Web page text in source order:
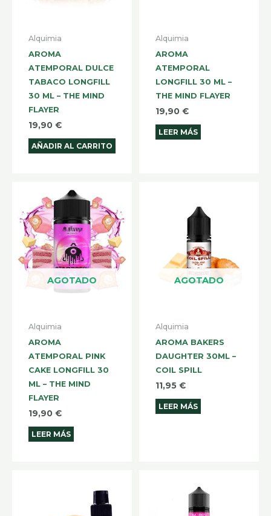
Alquimia
AROMA
ATEMPORAL DULCE
TABACO LONGFILL
30 ML – THE MIND
FLAYER
19,90 €
AÑADIR AL CARRITO
Alquimia
AROMA
ATEMPORAL
LONGFILL 30 ML –
THE MIND FLAYER
19,90 €
LEER MÁS
AGOTADO
Alquimia
AROMA
ATEMPORAL PINK
CAKE LONGFILL 30
ML – THE MIND
FLAYER
19,90 €
LEER MÁS
AGOTADO
Alquimia
AROMA BAKERS
DAUGHTER 30ML –
COIL SPILL
11,95 €
LEER MÁS